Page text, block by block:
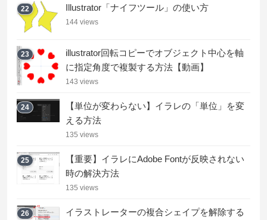
22 Illustrator「ナイフツール」の使い方
144 views
23
illustrator回転コピーでオブジェクト中心を軸
に指定角度で複製する方法【動画】
143 views
24
【単位が変わらない】イラレの「単位」を変
える方法
135 views
25
【重要】イラレにAdobe Fontが反映されない
時の解決方法
135 views
26
イラストレーターの複合シェイプを解除する